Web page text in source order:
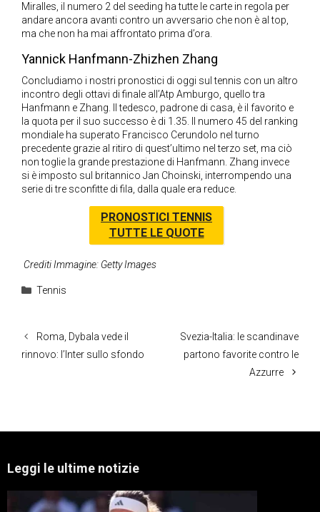
Miralles, il numero 2 del seeding ha tutte le carte in regola per
andare ancora avanti contro un avversario che non è al top,
ma che non ha mai affrontato prima d’ora.
Yannick Hanfmann-Zhizhen Zhang
Concludiamo i nostri pronostici di oggi sul tennis con un altro
incontro degli ottavi di finale all’Atp Amburgo, quello tra
Hanfmann e Zhang. Il tedesco, padrone di casa, è il favorito e
la quota per il suo successo è di 1.35. Il numero 45 del ranking
mondiale ha superato Francisco Cerundolo nel turno
precedente grazie al ritiro di quest’ultimo nel terzo set, ma ciò
non toglie la grande prestazione di Hanfmann. Zhang invece
si è imposto sul britannico Jan Choinski, interrompendo una
serie di tre sconfitte di fila, dalla quale era reduce.
PRONOSTICI TENNIS
TUTTE LE QUOTE
Crediti Immagine: Getty Images
Categorie
Tennis
Roma, Dybala vede il
rinnovo: l’Inter sullo sfondo
Svezia-Italia: le scandinave
partono favorite contro le
Azzurre
Leggi le ultime notizie